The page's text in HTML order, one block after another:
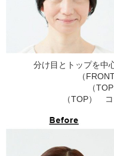
分け目とトップを中
（
（
（TOP）